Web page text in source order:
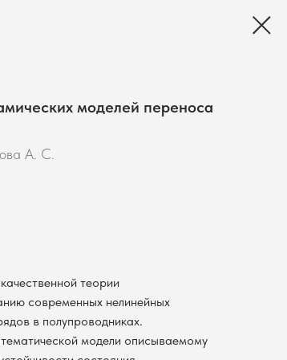
моделей переноса
А. С.
теории
современных нелинейных
в полупроводниках.
модели описываемому